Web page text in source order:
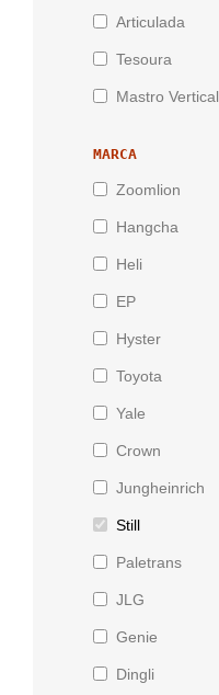
Articulada
Tesoura
Mastro Vertical
MARCA
Zoomlion
Hangcha
Heli
EP
Hyster
Toyota
Yale
Crown
Jungheinrich
Still
Paletrans
JLG
Genie
Dingli